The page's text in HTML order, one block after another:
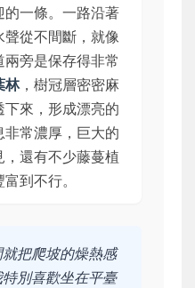
一條。一路沿著
從不間斷，就像
旁是保存得非常
林，樹冠層密密麻
來，形成漂亮的
常濃厚，巨大的
還有不少藤蔓植
到不行。
把爬坡的燥熱感
別喜歡坐在平臺